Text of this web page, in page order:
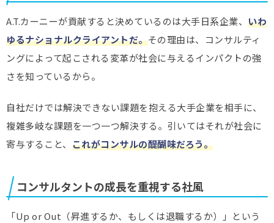
A.T.カーニーが貢献すると決めているのは大手日系企業、 いわ
ゆるナショナルクライアントだ。その理由は、コンサルティ
ングによって起こされる変革が社会に与えるインパクトの強
さを知っているから。
自社だけでは解決できない課題を抱える大手企業を相手に、
複雑多岐な課題を一つ一つ解決する。引いてはそれが社会に
寄与すること、 これがコンサルの醍醐味だろう。
コンサルタントの成長を重視する社風
「Up or Out（昇進するか、もしくは退職するか）」という